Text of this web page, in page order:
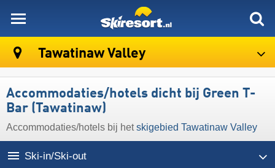
Tawatinaw Valley
Accommodaties/hotels dicht bij Green T-
Bar (Tawatinaw)
Accommodaties/hotels bij hetskigebied Tawatinaw Valley
Ski-in/Ski-out